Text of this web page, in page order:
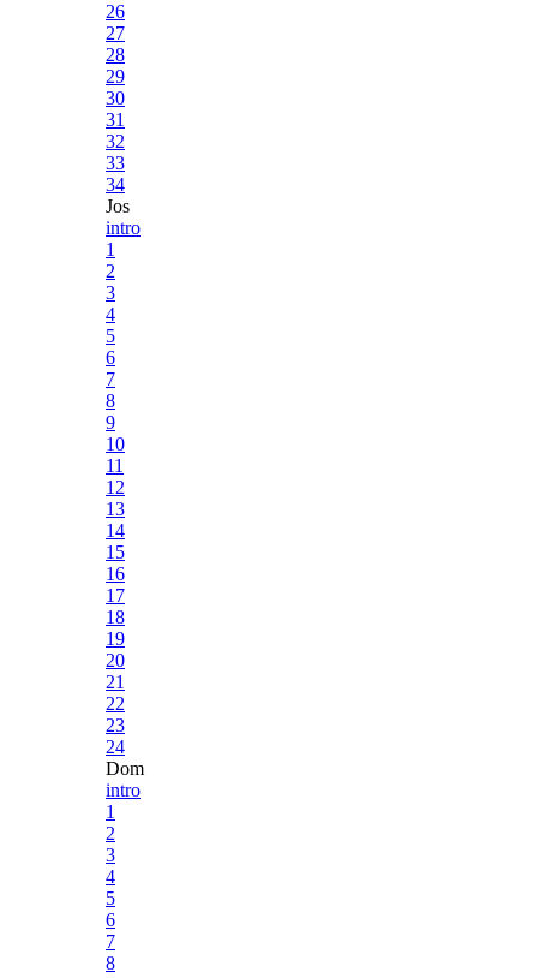
26
27
28
29
30
31
32
33
34
Jos
intro
1
2
3
4
5
6
7
8
9
10
11
12
13
14
15
16
17
18
19
20
21
22
23
24
Dom
intro
1
2
3
4
5
6
7
8